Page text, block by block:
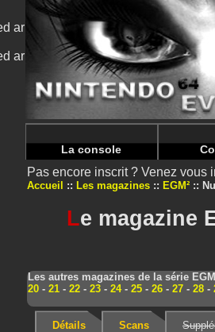
array key "HTTP_REFERER" in/
array key "HTTP_REFERER" in/
La console
Pas encore inscrit ? Venez vous
Accueil Les magazines EGM²
Le magazine
Les autres magazines de la série
20- 21- 22- 23- 24- 25- 26- 27- 28-
Détails Scans